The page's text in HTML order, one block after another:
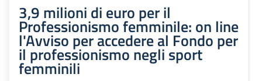
3,9 milioni di euro per il
Professionismo femminile: on line
l'Avviso per accedere al Fondo per
il professionismo negli sport
femminili